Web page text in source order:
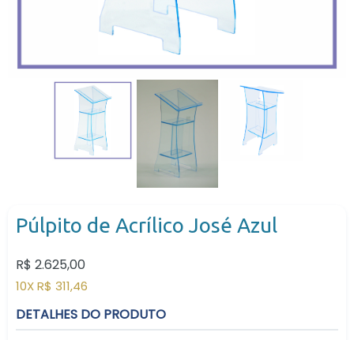
Púlpito de Acrílico José Azul
Preço
normal
R$ 2.625,00
10X R$ 311,46
DETALHES DO PRODUTO